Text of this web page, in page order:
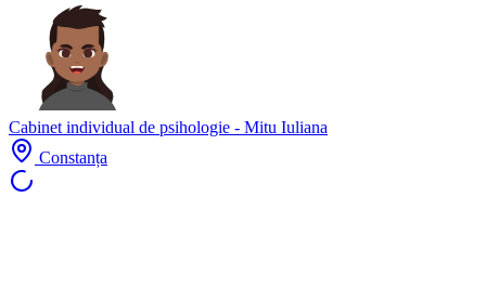
Cabinet individual de psihologie - Mitu Iuliana
Constanța